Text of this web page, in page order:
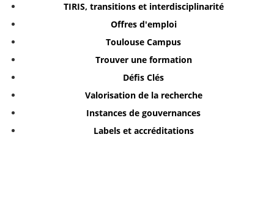
TIRIS, transitions et interdisciplinarité
Offres d'emploi
Toulouse Campus
Trouver une formation
Défis Clés
Valorisation de la recherche
Instances de gouvernances
Labels et accréditations